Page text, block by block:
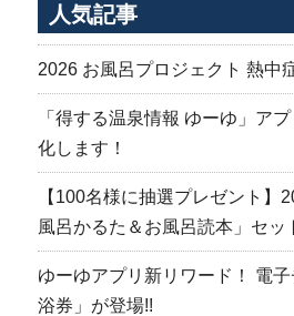
人気記事
2026 お風呂プロジェクト 熱中
「得する温泉情報 ゆーゆ」ア
化します！
【100名様に抽選プレゼント】
風呂かるた＆お風呂読本」セッ
ゆーゆアプリ新リワード！ 電
浴券」が登場!!